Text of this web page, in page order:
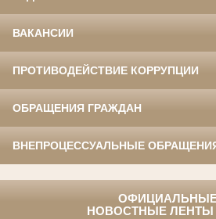
ВАКАНСИИ
ПРОТИВОДЕЙСТВИЕ КОРРУПЦИИ
ОБРАЩЕНИЯ ГРАЖДАН
ВНЕПРОЦЕССУАЛЬНЫЕ
НОВОСТНЫЕ ЛЕНТЫ